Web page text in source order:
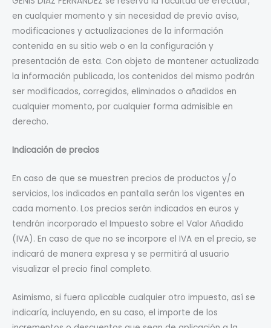
en cualquier momento y sin necesidad de previo aviso,
modificaciones y actualizaciones de la información
contenida en su sitio web o en la configuración y
presentación de esta. Con objeto de mantener actualizada
la información publicada, los contenidos del mismo podrán
ser modificados, corregidos, eliminados o añadidos en
cualquier momento, por cualquier forma admisible en
derecho.
Indicación de precios
En caso de que se muestren precios de productos y/o
servicios, los indicados en pantalla serán los vigentes en
cada momento. Los precios serán indicados en euros y
tendrán incorporado el Impuesto sobre el Valor Añadido
(IVA). En caso de que no se incorpore el IVA en el precio, se
indicará de manera expresa y se permitirá al usuario
visualizar el precio final completo.
Asimismo, si fuera aplicable cualquier otro impuesto, así se
indicaría, incluyendo, en su caso, el importe de los